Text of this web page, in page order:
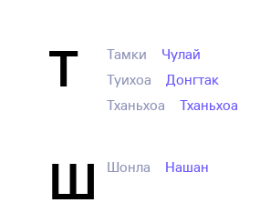
Т Тамки
Чулай
Туихоа
Донгтак
Тханьхоа
Тханьхоа
Ш Шонла Нашан